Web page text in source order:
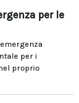
per le
per i
proprio